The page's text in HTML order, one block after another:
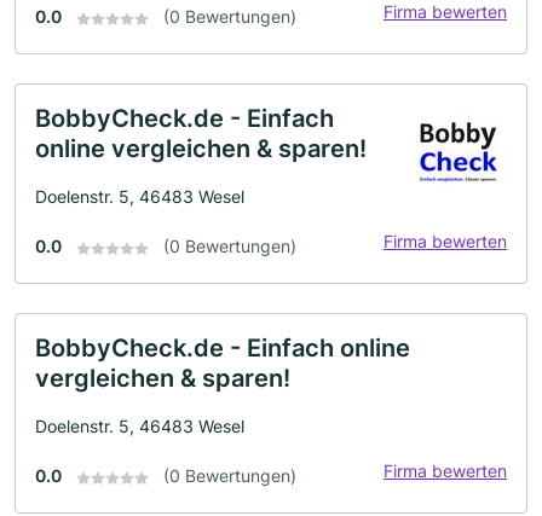
0.0 (0 Bewertungen) Firma bewerten
BobbyCheck.de - Einfach
online vergleichen & sparen!
Doelenstr. 5, 46483 Wesel
0.0 (0 Bewertungen) Firma bewerten
BobbyCheck.de - Einfach online
vergleichen & sparen!
Doelenstr. 5, 46483 Wesel
0.0 (0 Bewertungen) Firma bewerten